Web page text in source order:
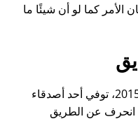
الأمر كما لو أن شيئًا ما
قبل ذلك بوقت قصير، أيضًا في عام 2015، توفي أحد أصدقاء
عن الطريق